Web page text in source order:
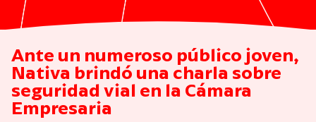
Ante un numeroso público joven,
Nativa brindó una charla sobre
seguridad vial en la Cámara
Empresaria